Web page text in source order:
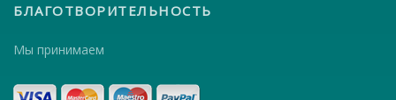
БЛАГОТВОРИТЕЛЬНОСТЬ
Мы принимаем